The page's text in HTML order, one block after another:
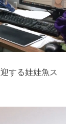
する娃娃魚ス